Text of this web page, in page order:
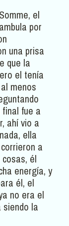
el
por
una prisa
que la
el tenía
menos
fue a
ahí vio a
ella
a
él
energía, y
él, el
no era el
siendo la